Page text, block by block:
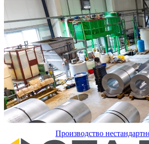
Производство